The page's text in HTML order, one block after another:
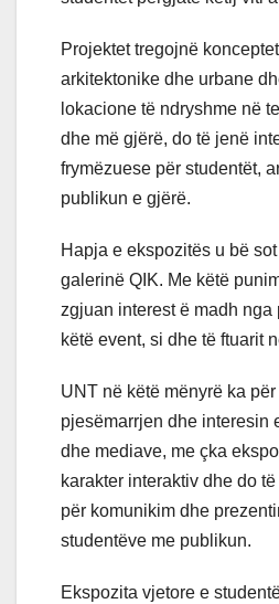
Projektet tregojnë
arkitektonike dhe urbane
lokacione të ndryshme në
dhe më gjërë, do të jenë
frymëzuese për studentët,
publikun e gjërë.
Hapja e ekspozitës u bë
galerinë QIK. Me këtë
zgjuan interest ë madh nga
këtë event, si dhe të ftuarit
UNT në këtë mënyrë ka
pjesëmarrjen dhe interesin
dhe mediave, me çka
karakter interaktiv dhe do
për komunikim dhe
studentëve me publikun.
Ekspozita vjetore e